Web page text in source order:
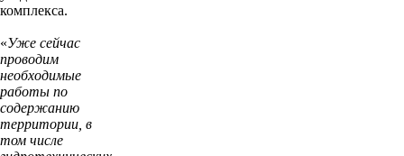
комплекса.
«Уже сейчас
проводим
необходимые
работы по
содержанию
территории, в
том числе